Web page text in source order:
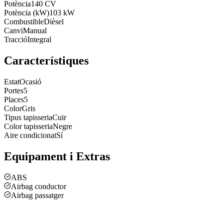
Potència140 CV
Potència (kW)103 kW
CombustibleDièsel
CanviManual
TraccióIntegral
Característiques
EstatOcasió
Portes5
Places5
ColorGris
Tipus tapisseriaCuir
Color tapisseriaNegre
Aire condicionatSí
Equipament i Extras
ABS
Airbag conductor
Airbag passatger